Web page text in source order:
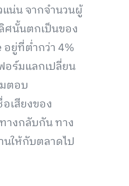
น่น จากจำนวนผู้
ศนั้นตกเป็นของ
อยู่ที่ต่ำกว่า 4%
อร์มแลกเปลี่ยน
ตอบ
เสียงของ
างกลับกัน ทาง
นให้กับตลาดไป